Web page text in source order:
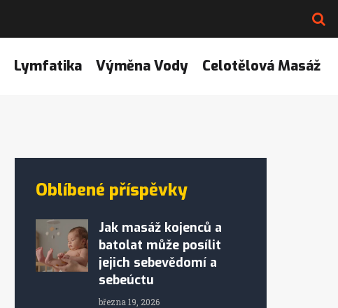
Lymfatika Výměna Vody Celotělová Masáž
Oblíbené příspěvky
Jak masáž kojenců a
batolat může posílit
jejich sebevědomí a
sebeúctu
března 19, 2026